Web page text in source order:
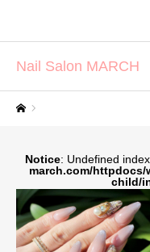
Nail Salon MARCH
Notice: Undefined
march.com/httpdocs/
child/